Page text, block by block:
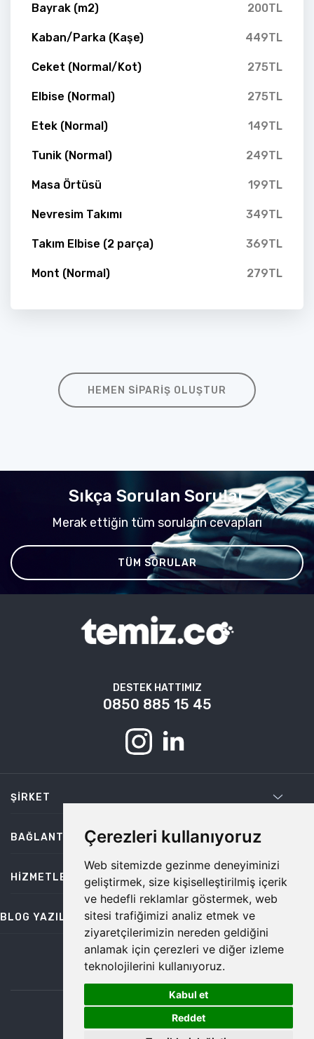
Çerezleri kullanıyoruz
Web sitemizde gezinme deneyiminizi
geliştirmek, size kişiselleştirilmiş içerik
ve hedefli reklamlar göstermek, web
sitesi trafiğimizi analiz etmek ve
ziyaretçilerimizin nereden geldiğini
anlamak için çerezleri ve diğer izleme
teknolojilerini kullanıyoruz.
Kabul et
Reddet
Bayrak (m2) 200TL
Kaban/Parka (Kaşe) 449TL
Ceket (Normal/Kot) 275TL
Elbise (Normal) 275TL
Etek (Normal) 149TL
Tunik (Normal) 249TL
Masa Örtüsü 199TL
Nevresim Takımı 349TL
Takım Elbise (2 parça) 369TL
Mont (Normal) 279TL
HEMEN SIPARIŞ OLUŞTUR
Sıkça Sorulan Sorular
Merak ettiğin tüm soruların cevapları
TÜM SORULAR
DESTEK HATTIMIZ
0850 885 15 45
ŞIRKET
BAĞLANTILAR
HIZMETLER
BLOG YAZILARI
bilgi@temiz.co
©2026 Temiz, Her Hakkı Saklıdır.